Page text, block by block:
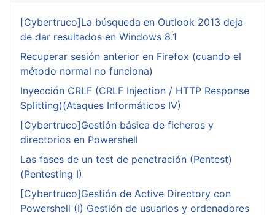
[Cybertruco]La búsqueda en Outlook 2013 deja
de dar resultados en Windows 8.1
Recuperar sesión anterior en Firefox (cuando el
método normal no funciona)
Inyección CRLF (CRLF Injection / HTTP Response
Splitting)(Ataques Informáticos IV)
[Cybertruco]Gestión básica de ficheros y
directorios en Powershell
Las fases de un test de penetración (Pentest)
(Pentesting I)
[Cybertruco]Gestión de Active Directory con
Powershell (I) Gestión de usuarios y ordenadores